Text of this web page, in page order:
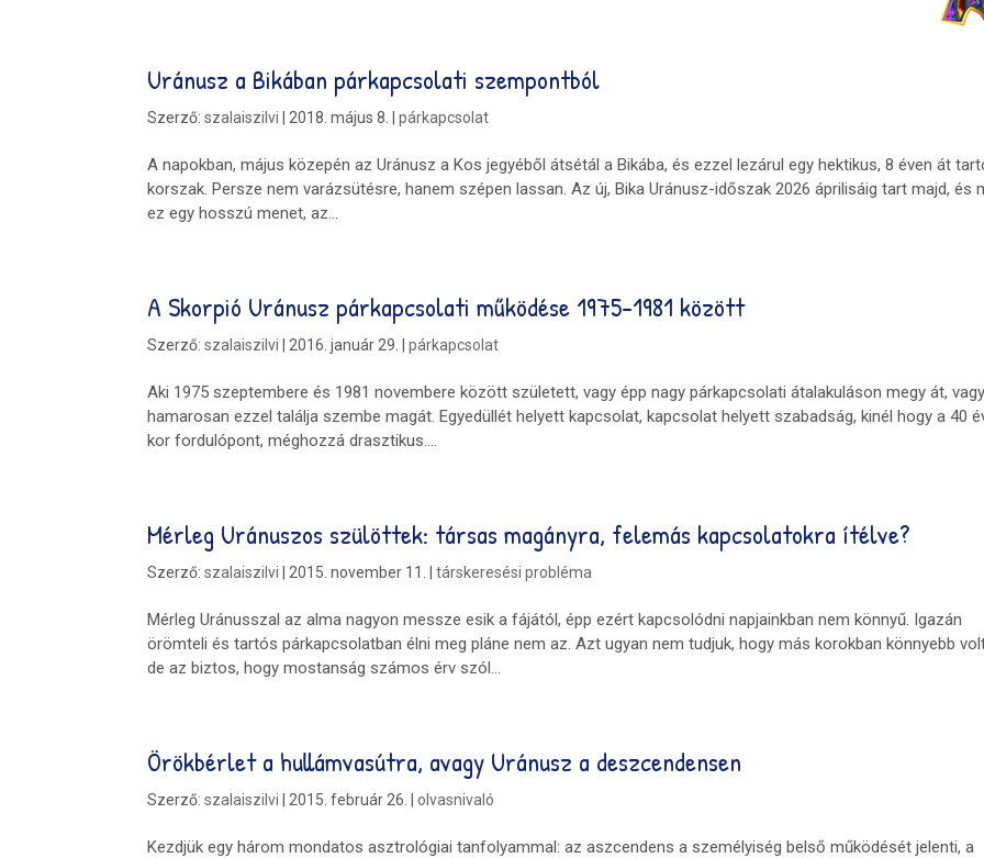
Uránusz a Bikában párkapcsolati szempontból
Szerző:szalaiszilvi 2018. május 8. |párkapcsolat
A napokban, május közepén az Uránusz a Kos jegyéből átsétál a Bikába, és ezzel lezárul egy hektikus, 8 éven át
korszak. Persze nem varázsütésre, hanem szépen lassan. Az új, Bika Uránusz-időszak 2026 áprilisáig tart majd, és
ez egy hosszú menet, az...
A Skorpió Uránusz párkapcsolati működése 1975-1981 között
Szerző:szalaiszilvi 2016. január 29. |párkapcsolat
Aki 1975 szeptembere és 1981 novembere között született, vagy épp nagy párkapcsolati átalakuláson megy át,
hamarosan ezzel találja szembe magát. Egyedüllét helyett kapcsolat, kapcsolat helyett szabadság, kinél hogy a 40
kor fordulópont, méghozzá drasztikus....
Mérleg Uránuszos szülöttek: társas magányra, felemás kapcsolatokra ítélve?
Szerző:szalaiszilvi 2015. november 11. |társkeresési probléma
Mérleg Uránusszal az alma nagyon messze esik a fájától, épp ezért kapcsolódni napjainkban nem könnyű. Igazán
örömteli és tartós párkapcsolatban élni meg pláne nem az. Azt ugyan nem tudjuk, hogy más korokban könnyebb
de az biztos, hogy mostanság számos érv szól...
Örökbérlet a hullámvasútra, avagy Uránusz a deszcendensen
Szerző:szalaiszilvi 2015. február 26. |olvasnivaló
Kezdjük egy három mondatos asztrológiai tanfolyammal: az aszcendens a személyiség belső működését jelenti, a